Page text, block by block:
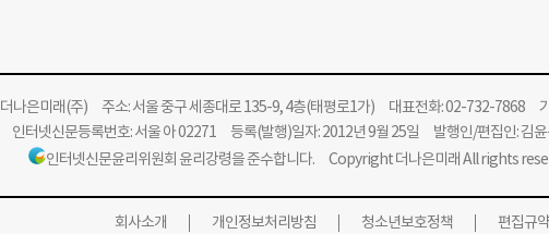
더나은미래(주)주소: 서울 중구 세종대로 135-9, 4층(태평로1가) 대표전화: 02-732-7868
인터넷신문등록번호: 서울 아 02271 등록(발행)일자: 2012년 9월 25일 발행인/편집인: 김
인터넷신문윤리위원회 윤리강령을 준수합니다. Copyright 더나은미래 All rights
회사소개 개인정보처리방침 청소년보호정책 편집규약